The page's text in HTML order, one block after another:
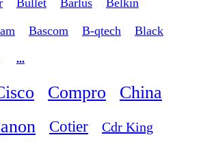
Bullet Barlus Belkin
Bascom B-qtech Black
...
Compro
China
Cotier Cdr King